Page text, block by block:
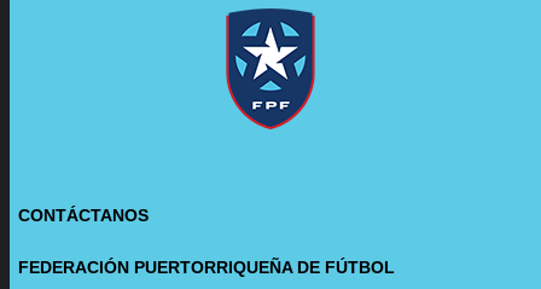
CONTÁCTANOS
FEDERACIÓN PUERTORRIQUEÑA DE FÚTBOL